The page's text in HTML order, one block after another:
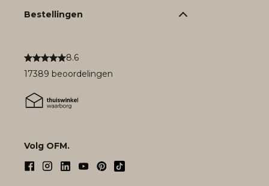
8.6
17389 beoordelingen
Volg OFM.
Bestellingen